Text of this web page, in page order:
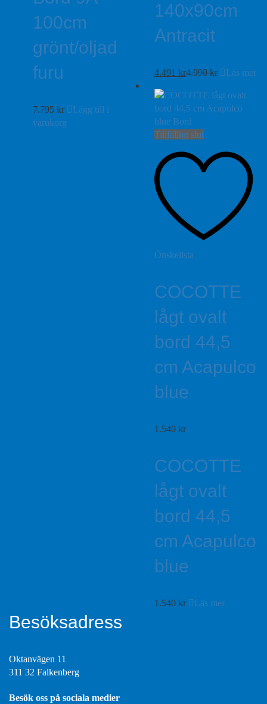
100cm
grönt/oljad
furu
7.795 kr
Lägg till i
varukorg
140x90cm
Antracit
4.491 kr4.990kr Läs mer
Tillfälligt slut
Önskelista
COCOTTE
lågt ovalt
bord 44,5
cm Acapulco
blue
1.540 kr
COCOTTE
lågt ovalt
bord 44,5
cm Acapulco
blue
1.540 kr Läs mer
Besöksadress
Oktanvägen 11
311 32 Falkenberg
Besök oss på sociala medier